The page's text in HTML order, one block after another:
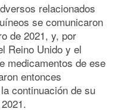
relacionados
se comunicaron
de 2021, y, por
Reino Unido y el
medicamentos de ese
entonces
continuación de su